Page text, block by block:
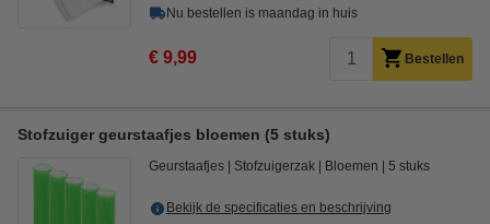
Nu bestellen is maandag in huis
€ 9,99 Bestellen
Stofzuiger geurstaafjes bloemen (5 stuks)
Geurstaafjes Stofzuigerzak Bloemen 5 stuks
Bekijk de specificaties en beschrijving